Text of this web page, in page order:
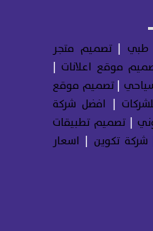
طبي |تصميم متجر
موقع اعلانات|
|تصميم موقع
| افضل شركة
|تصميم تطبيقات
شركة تكوين | اسعار